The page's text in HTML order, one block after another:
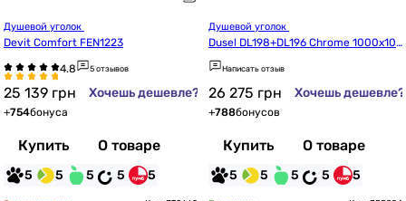
Devit Comfort FEN1223
5 отзывов
25 139 грн Хочешь дешевле?
+754бонуса
Купить О товаре
5 5 5 5 5
Dusel DL198+DL196 Chrome 1000x10
00x1900
Написать отзыв
26 275 грн Хочешь дешевле?
+788бонусов
Купить О товаре
5 5 5 5 5